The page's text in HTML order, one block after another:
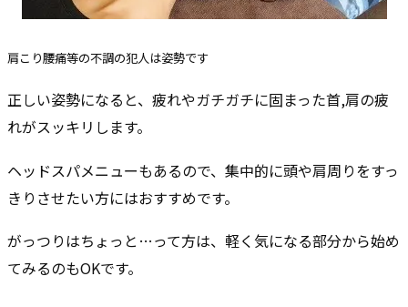
肩こり腰痛等の不調の犯人は姿勢です
正しい姿勢になると、疲れやガチガチに固まった首,肩の疲
れがスッキリします。
ヘッドスパメニューもあるので、集中的に頭や肩周りをすっ
きりさせたい方にはおすすめです。
がっつりはちょっと…って方は、軽く気になる部分から始め
てみるのもOKです。